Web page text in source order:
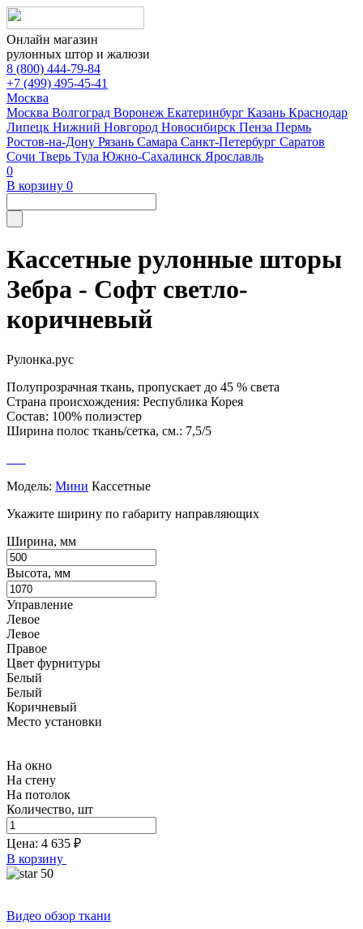
Онлайн магазин
рулонных штор и жалюзи
8 (800) 444-79-84
+7 (499) 495-45-41
Москва
Москва Волгоград Воронеж Екатеринбург Казань Краснодар
Липецк Нижний Новгород Новосибирск Пенза Пермь
Ростов-на-Дону Рязань Самара Санкт-Петербург Саратов
Сочи Тверь Тула Южно-Сахалинск Ярославль
0
В корзину 0
Кассетные рулонные шторы
Зебра - Софт светло-
коричневый
Рулонка.рус
Полупрозрачная ткань, пропускает до 45 % света
Страна происхождения: Республика Корея
Состав: 100% полиэстер
Ширина полос ткань/сетка, см.: 7,5/5
Модель: Мини Кассетные
Укажите ширину по габариту направляющих
Ширина, мм
Высота, мм
Управление
Левое
Левое
Правое
Цвет фурнитуры
Белый
Белый
Коричневый
Место установки
На окно
На стену
На потолок
Количество, шт
Цена: 4 635 ₽
В корзину
50
Видео обзор ткани